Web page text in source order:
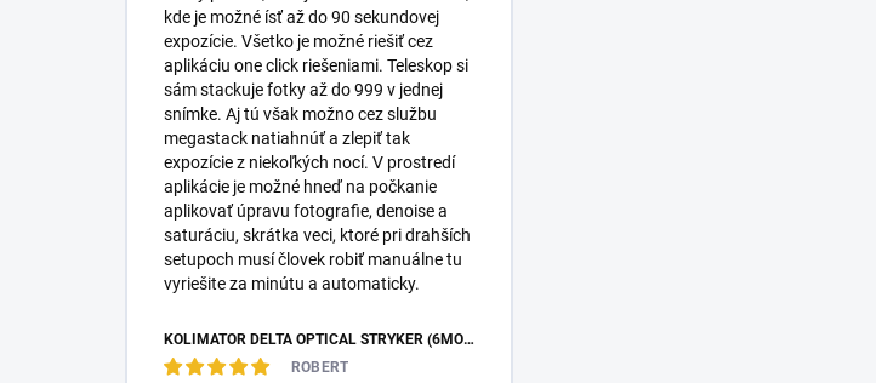
kde je možné ísť až do 90 sekundovej
expozície. Všetko je možné riešiť cez
aplikáciu one click riešeniami. Teleskop si
sám stackuje fotky až do 999 v jednej
snímke. Aj tú však možno cez službu
megastack natiahnúť a zlepiť tak
expozície z niekoľkých nocí. V prostredí
aplikácie je možné hneď na počkanie
aplikovať úpravu fotografie, denoise a
saturáciu, skrátka veci, ktoré pri drahších
setupoch musí človek robiť manuálne tu
vyriešite za minútu a automaticky.
KOLIMÁTOR DELTA OPTICAL STRYKER (6MOA)
ROBERT